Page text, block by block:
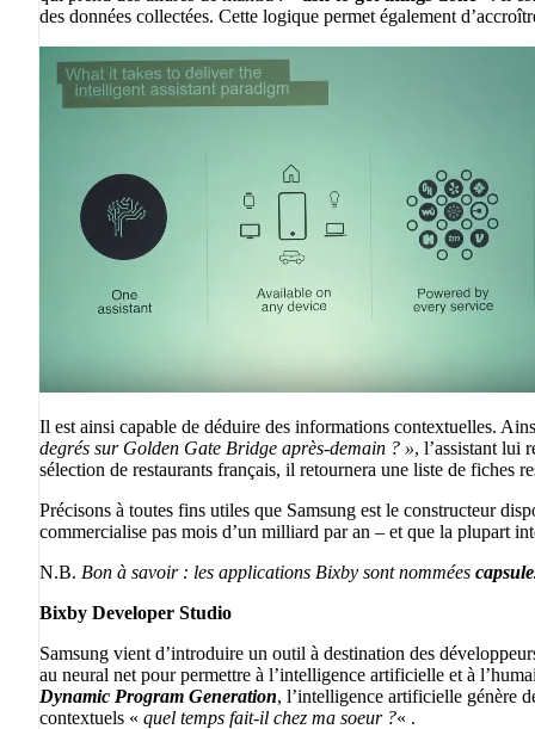
des données collectées. Cette logique permet également
Il est ainsi capable de déduire des informations contextuelles.
degrés sur Golden Gate Bridge après-demain ? », l’assistant lui
sélection de restaurants français, il retournera une liste de fiches
Précisons à toutes fins utiles que Samsung est le constructeur
commercialise pas mois d’un milliard par an – et que la plupart
N.B. Bon à savoir : les applications Bixby sont nommées
Bixby Developer Studio
Samsung vient d’introduire un outil à destination des
au neural net pour permettre à l’intelligence artificielle et à
Dynamic Program Generation, l’intelligence artificielle génère
contextuels « quel temps fait-il chez ma soeur ?« .